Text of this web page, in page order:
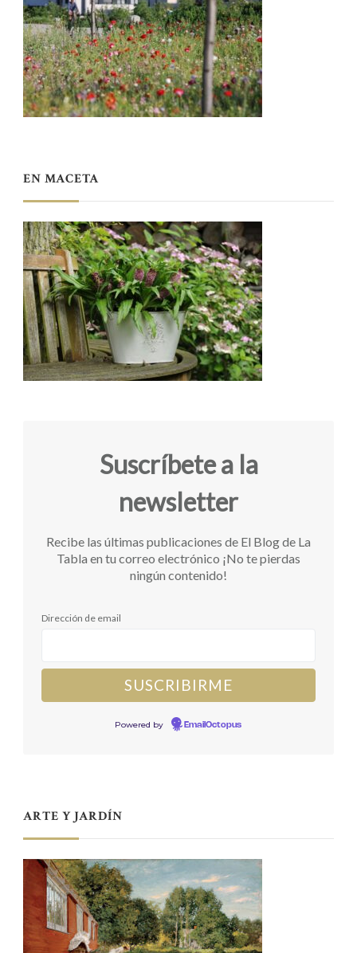
EN MACETA
Suscríbete a la
newsletter
Recibe las últimas publicaciones de El Blog de La
Tabla en tu correo electrónico ¡No te pierdas
ningún contenido!
Dirección de email
Powered by EmailOctopus
ARTE Y JARDÍN